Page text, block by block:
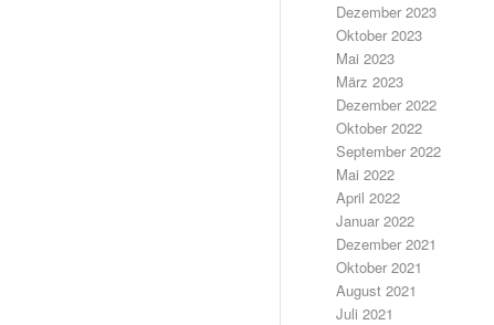
Dezember 2023
Oktober 2023
Mai 2023
März 2023
Dezember 2022
Oktober 2022
September 2022
Mai 2022
April 2022
Januar 2022
Dezember 2021
Oktober 2021
August 2021
Juli 2021